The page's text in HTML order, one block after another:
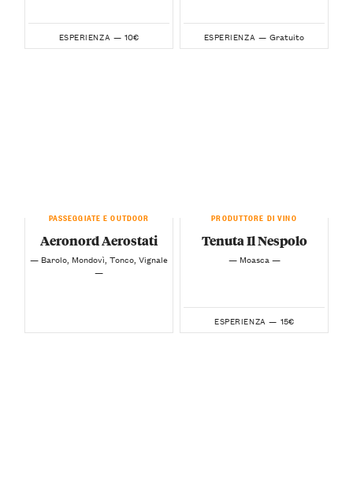
ESPERIENZA — 10€ ESPERIENZA — Gratuito
PASSEGGIATE E OUTDOOR
Aeronord Aerostati
— Barolo, Mondovì, Tonco, Vignale
—
PRODUTTORE DI VINO
Tenuta Il Nespolo
— Moasca —
ESPERIENZA — 15€